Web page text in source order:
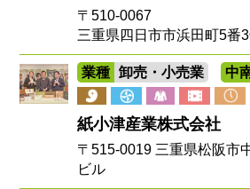
〒510-0067
三重県四日市市浜田町5番
業種 卸売・小売業 中
紙小津産業株式会社
〒515-0019 三重県松阪市
ビル